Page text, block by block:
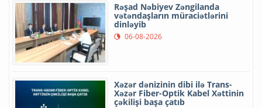
Rəşad Nəbiyev Zəngilanda
vətəndaşların müraciətlərini
dinləyib
06-08-2026
Xəzər dənizinin dibi ilə Trans-
Xəzər Fiber-Optik Kabel Xəttinin
çəkilişi başa çatıb